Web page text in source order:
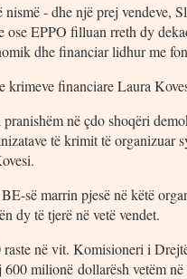
- dhe një prej vendeve,
EPPO filluan rreth dy
dhe financiar lidhur me
financiare Laura
në çdo shoqëri
të krimit të organizuar
së marrin pjesë në këtë
dy të tjerë në vetë vendet.
në vit. Komisioneri i
milionë dollarësh vetëm